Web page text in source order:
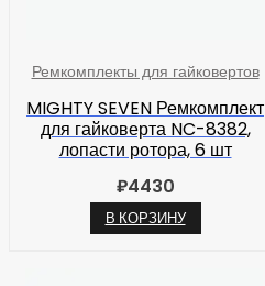
Ремкомплекты для гайковертов
MIGHTY SEVEN Ремкомплект
для гайковерта NC-8382,
лопасти ротора, 6 шт
₽4430
В КОРЗИНУ